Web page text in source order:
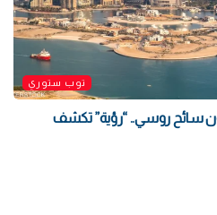
توب ستوري
سائح روسي.. “رؤية” تكشف